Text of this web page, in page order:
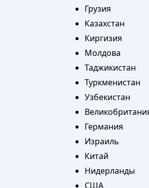
Грузия
Казахстан
Киргизия
Молдова
Таджикистан
Туркменистан
Узбекистан
Германия
Израиль
Китай
Нидерланды
США